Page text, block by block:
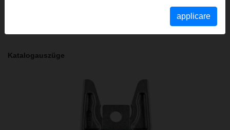
Istruzioni di sicurezza PP/AP/PI/PP E01/Tagliacavo
Katalogauszüge
applicare